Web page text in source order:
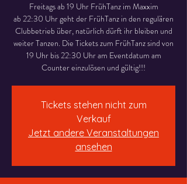
Freitags ab 19 Uhr FrühTanz im Maxxim
ab 22:30 Uhr geht der FrühTanz in den regulären
Clubbetrieb über, natürlich dürft ihr bleiben und
weiter Tanzen. Die Tickets zum FrühTanz sind von
19 Uhr bis 22:30 Uhr am Eventdatum am
Counter einzulösen und gültig!!!
Tickets stehen nicht zum
Verkauf
Jetzt andere Veranstaltungen
ansehen